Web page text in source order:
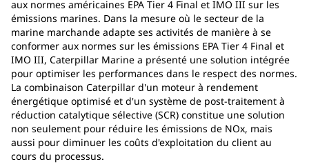
aux normes américaines EPA Tier 4 Final et IMO III sur les
émissions marines. Dans la mesure où le secteur de la
marine marchande adapte ses activités de manière à se
conformer aux normes sur les émissions EPA Tier 4 Final et
IMO III, Caterpillar Marine a présenté une solution intégrée
pour optimiser les performances dans le respect des normes.
La combinaison Caterpillar d'un moteur à rendement
énergétique optimisé et d'un système de post-traitement à
réduction catalytique sélective (SCR) constitue une solution
non seulement pour réduire les émissions de NOx, mais
aussi pour diminuer les coûts d'exploitation du client au
cours du processus.